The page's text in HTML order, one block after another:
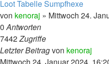
Loot Tabelle Sumpfhexe
von kenoraj » Mittwoch 24.
0Antworten
7442Zugriffe
Letzter Beitragvon kenoraj